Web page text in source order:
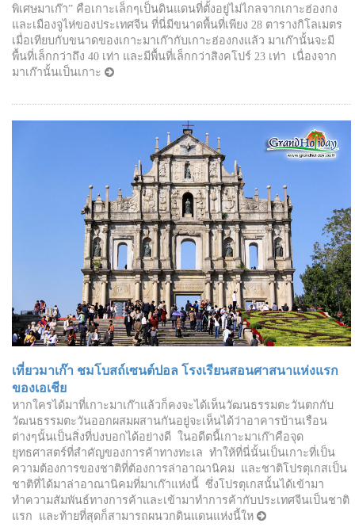
พิเศษมาเก๊า” คือเกาะเล็กๆเป็นดินแดนที่ตั้งอยู่ไม่ไกลจากเกาะฮ่องกง
และเมืองจูไห่ของประเทศจีน ที่นี่มีขนาดพื้นที่เพียง 28 ตารางกิโลเมตร
เมื่อเทียบกับขนาดของเกาะมาเก๊ากับเกาะฮ่องกงแล้ว มาเก๊านั้นจะมี
พื้นที่เล็กกว่าถึง 40 เท่า และมีพื้นที่เล็กกว่าสิงคโปร์ 23 เท่า เนื่องจาก
มาเก๊านั้นเป็นเกาะ
เที่ยวมาเก๊า ชมโบสถ์เซนต์ปอล โรงเรียนสอนศาสนาแห่งแรก
ของเอเชีย
หากใครได้มาที่เกาะมาเก๊าแล้วก็คงจะได้เห็นวัฒนธรรมตะวันตกกับ
วัฒนธรรมตะวันออกผสมผสานกันอยู่จะเห็นได้ว่าอาคารบ้านเรือน
ต่างๆนั้นเป็นสิ่งที่บ่งบอกได้อย่างดี ในอดีตนี้เกาะมาเก๊าคือจุด
ยุทธศาสตร์ที่สำคัญของการค้าทางทะเล ทำให้ที่นี่นั้นเป็นเกาะที่เป็น
ความต้องการของชาติที่ต้องการล่าอาณานิคม และชาติโปรตุเกสเป็น
ชาติที่ได้มาล่าอาณานิคมที่มาเก๊าแห่งนี้ ซึ่งโปรตุเกสนั้นได้เข้ามา
ทำความสัมพันธ์ทางการค้าและเข้ามาทำการค้ากับประเทศจีนเป็นชาติ
แรก และท้ายที่สุดก็สามารถผนวกดินแดนแห่งนี้ให